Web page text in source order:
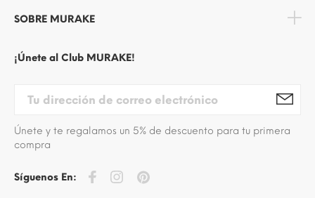
SOBRE MURAKE
¡Únete al Club MURAKE!
Únete y te regalamos un 5% de descuento para tu primera
compra
Síguenos En: